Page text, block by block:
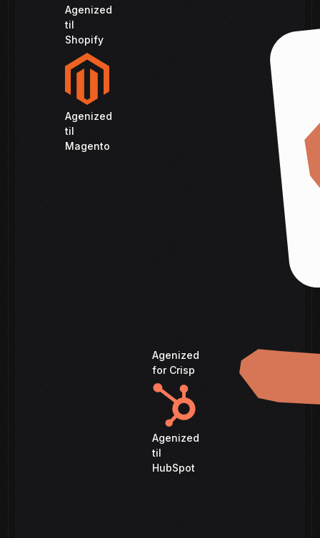
Agenized
til
Shopify
Agenized
til
Magento
Agenized
for Crisp
Agenized
til
HubSpot